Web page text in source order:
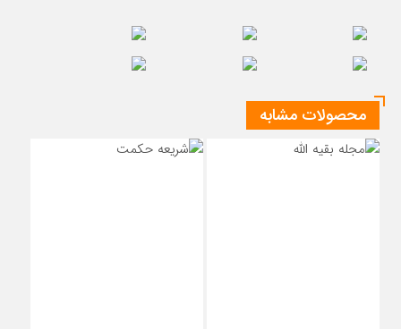
محصولات مشابه